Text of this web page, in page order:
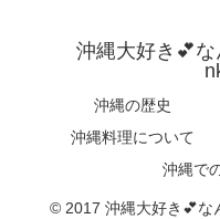
沖縄大好き💕
沖縄の歴史
沖縄料理について
沖縄で
© 2017 沖縄大好き💕な